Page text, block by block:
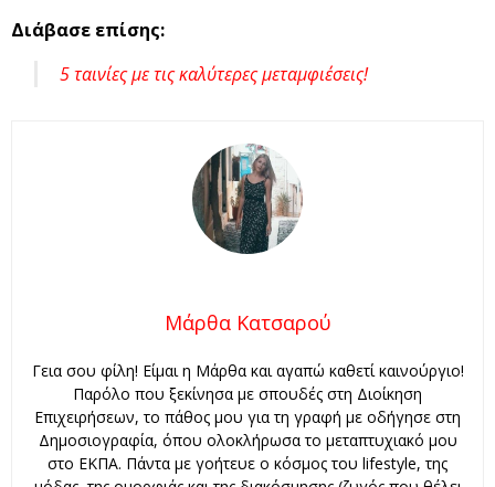
Διάβασε επίσης:
5 ταινίες με τις καλύτερες μεταμφιέσεις!
Μάρθα Κατσαρού
Γεια σου φίλη! Είμαι η Μάρθα και αγαπώ καθετί καινούργιο!
Παρόλο που ξεκίνησα με σπουδές στη Διοίκηση
Επιχειρήσεων, το πάθος μου για τη γραφή με οδήγησε στη
Δημοσιογραφία, όπου ολοκλήρωσα το μεταπτυχιακό μου
στο ΕΚΠΑ. Πάντα με γοήτευε ο κόσμος του lifestyle, της